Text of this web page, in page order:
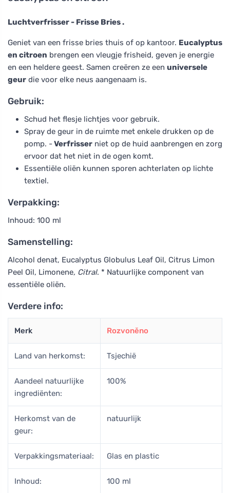
Luchtverfrisser - Frisse Bries .
Geniet van een frisse bries thuis of op kantoor. Eucalyptus
en citroen brengen een vleugje frisheid, geven je energie
en een heldere geest. Samen creëren ze een universele
geur die voor elke neus aangenaam is.
Gebruik:
Schud het flesje lichtjes voor gebruik.
Spray de geur in de ruimte met enkele drukken op de
pomp. -Verfrisser niet op de huid aanbrengen en zorg
ervoor dat het niet in de ogen komt.
Essentiële oliën kunnen sporen achterlaten op lichte
textiel.
Verpakking:
Inhoud: 100 ml
Samenstelling:
Alcohol denat, Eucalyptus Globulus Leaf Oil, Citrus Limon
Peel Oil, Limonene, Citral. * Natuurlijke component van
essentiële oliën.
Verdere info:
Merk Rozvoněno
Land van herkomst: Tsjechië
Aandeel natuurlijke
ingrediënten:
100%
Herkomst van de
geur:
natuurlijk
Verpakkingsmateriaal: Glas en plastic
Inhoud: 100 ml